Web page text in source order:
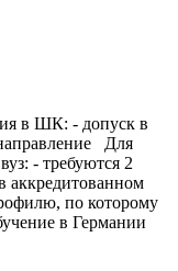
в ШК: - допуск в
Для
- требуются 2
аккредитованном
по которому
в Германии